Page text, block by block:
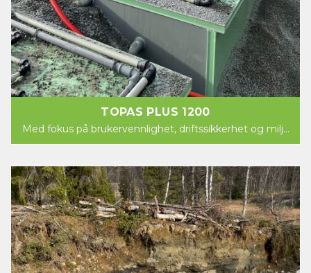
TOPAS PLUS 1200
Med fokus på brukervennlighet, driftssikkerhet og miljø
kommer nå Norsk Miljøservice AS med et nytt...